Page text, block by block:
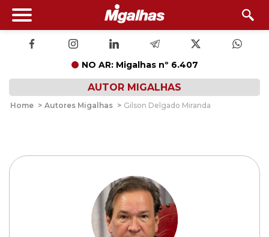
NO AR: Migalhas nº 6.407
AUTOR MIGALHAS
Home > Autores Migalhas > Gilson Delgado Miranda